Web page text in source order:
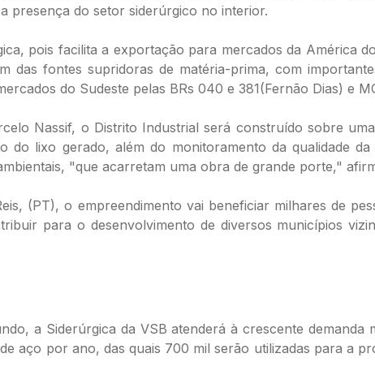
presença do setor siderúrgico no interior.
pois facilita a exportação para mercados da América
das fontes supridoras de matéria-prima, com
do Sudeste pelas BRs 040 e 381(Fernão Dias) e
Nassif, o Distrito Industrial será construído sobre
do lixo gerado, além do monitoramento da qualidade
"que acarretam uma obra de grande porte,"
(PT), o empreendimento vai beneficiar milhares de
para o desenvolvimento de diversos municípios
a Siderúrgica da VSB atenderá à crescente
aço por ano, das quais 700 mil serão utilizadas para a